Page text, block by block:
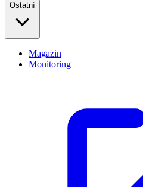
Ostatní
Magazin
Monitoring